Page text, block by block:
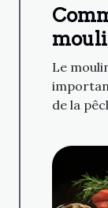
Le
de la